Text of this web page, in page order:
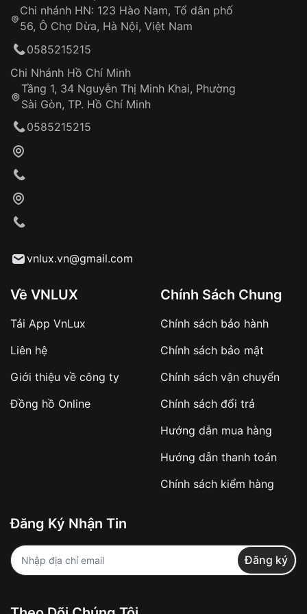
Từ khóa SEO:
Khách hàng kiểm tra và thanh toán trực tiếp
Từ khóa SEO:
sản phẩm đặc biệt
hàng
Số tiền còn lại thanh toán khi nhận hàng hoặc
✔️ Đảm bảo xử lý đơn hàng nhanh chóng
✔️ Hạn chế tình trạng hủy đơn không mong
Từ khóa SEO:
Khách hàng được
Đảm bảo quyền lợi khách hàng
Đồng hành cùng khách hàng trong suốt quá
trình sử dụng
Chi nhánh HN: 123 Hào Nam, Tổ dân phố
56, Ô Chợ Dừa, Hà Nội, Việt Nam
0585215215
Chi Nhánh Hồ Chí Minh
Tầng 1, 34 Nguyễn Thị Minh Khai, Phường
Sài Gòn, TP. Hồ Chí Minh
0585215215
vnlux.vn@gmail.com
Về VNLUX
Tải App VnLux
Liên hệ
Giới thiệu về công ty
Đồng hồ Online
Chính Sách Chung
Chính sách bảo hành
Chính sách bảo mật
Chính sách vận chuyển
Chính sách đổi trả
Hướng dẫn mua hàng
Hướng dẫn thanh toán
Chính sách kiểm hàng
Đăng Ký Nhận Tin
Đăng ký